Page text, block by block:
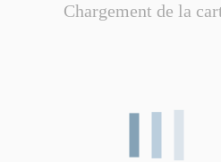
Chargement de la